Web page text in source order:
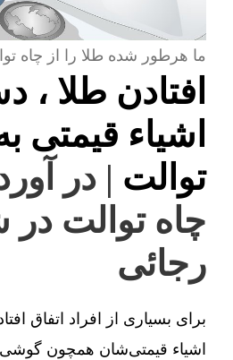
ما هرطور شده طلا را از چاه
افتادن طلا ،
اشیاء قیمتی
توالت | در
چاه توالت در
رجائی
برای بسیاری از افراد اتفاق
اشیاء قیمتی‌شان همچون